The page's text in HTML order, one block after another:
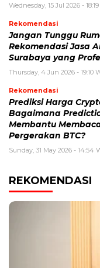
Wednesday, 15 Jul 2026 -
Rekomendasi
Jangan Tunggu
Rekomendasi Jasa
Surabaya yang
Thursday, 4 Jun 2026 - 19:10
Rekomendasi
Prediksi Harga
Bagaimana
Membantu
Pergerakan BTC?
Sunday, 31 May 2026 - 14:54
REKOMENDASI